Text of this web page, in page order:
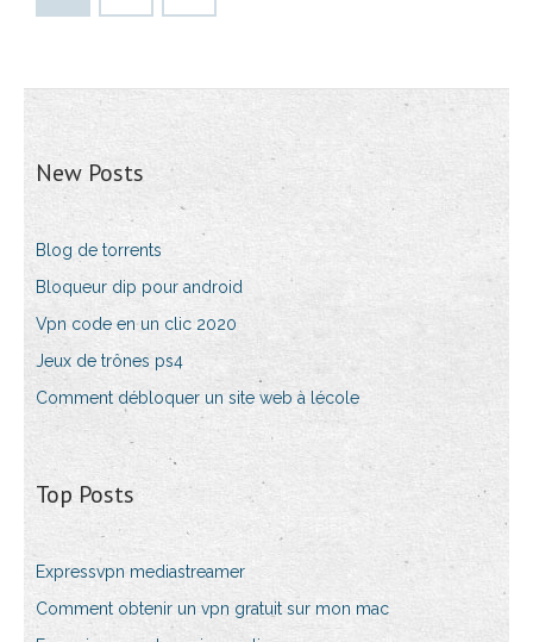
New Posts
Blog de torrents
Bloqueur dip pour android
Vpn code en un clic 2020
Jeux de trônes ps4
Comment débloquer un site web à lécole
Top Posts
Expressvpn mediastreamer
Comment obtenir un vpn gratuit sur mon mac